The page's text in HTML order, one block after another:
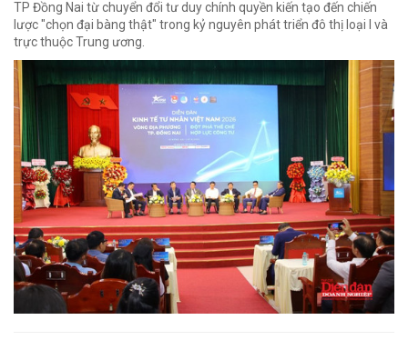
TP Đồng Nai từ chuyển đổi tư duy chính quyền kiến tạo đến chiến
lược "chọn đại bàng thật" trong kỷ nguyên phát triển đô thị loại I và
trực thuộc Trung ương.